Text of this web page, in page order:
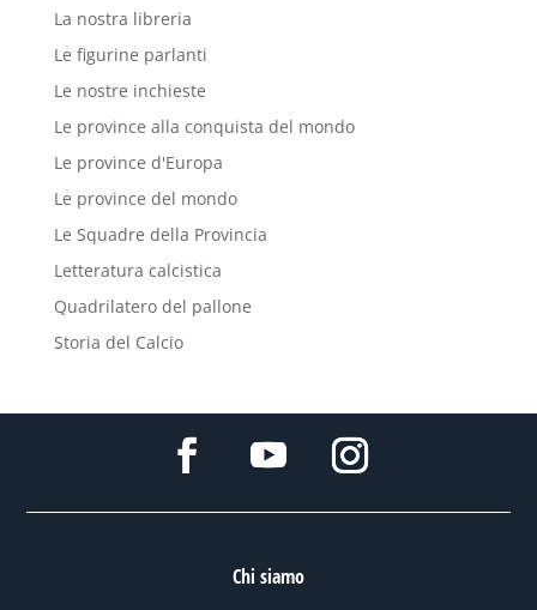
La nostra libreria
Le figurine parlanti
Le nostre inchieste
Le province alla conquista del mondo
Le province d'Europa
Le province del mondo
Le Squadre della Provincia
Letteratura calcistica
Quadrilatero del pallone
Storia del Calcio
Chi siamo